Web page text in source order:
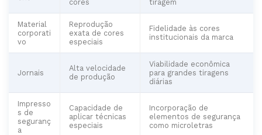
cores
tiragem
Material
corporati
vo
Reprodução
exata de cores
especiais
Fidelidade às cores
institucionais da marca
Jornais
Alta velocidade
de produção
Viabilidade econômica
para grandes tiragens
diárias
Impresso
s de
seguranç
a
Capacidade de
aplicar técnicas
especiais
Incorporação de
elementos de segurança
como microletras